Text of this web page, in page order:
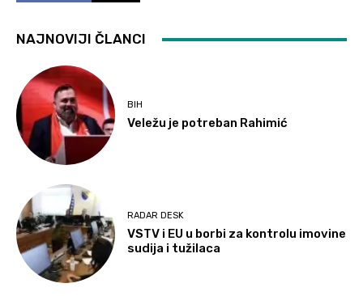
NAJNOVIJI ČLANCI
BIH
Veležu je potreban Rahimić
RADAR DESK
VSTV i EU u borbi za kontrolu imovine
sudija i tužilaca